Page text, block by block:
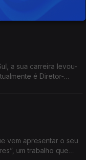
a sua carreira levou-
é Diretor-
vem apresentar o seu
um trabalho que